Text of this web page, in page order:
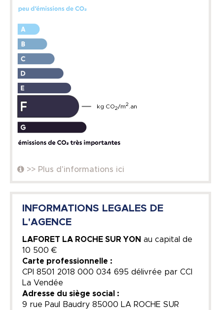
kg CO2/m2 .an
>> Plus d'informations ici
INFORMATIONS LEGALES DE
L'AGENCE
LAFORET LA ROCHE SUR YON au capital de
10 500 €
Carte professionnelle :
CPI 8501 2018 000 034 695 délivrée par CCI
La Vendée
Adresse du siège social :
9 rue Paul Baudry 85000 LA ROCHE SUR